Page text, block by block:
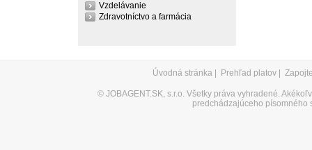
Vzdelávanie
Zdravotníctvo a farmácia
Úvodná stránka Prehľad platov
© JOBAGENT.SK, s.r.o. Všetky práva vyhradené.
predchádzajúceho písomného